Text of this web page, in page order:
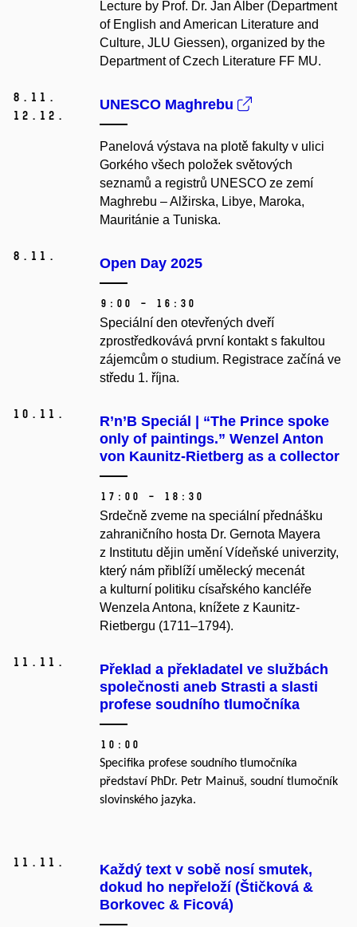
Lecture by Prof. Dr. Jan Alber (Department
of English and American Literature and
Culture, JLU Giessen), organized by the
Department of Czech Literature FF MU.
8. 11.
12. 12.
UNESCO Maghrebu
Panelová výstava na plotě fakulty v ulici
Gorkého všech položek světových
seznamů a registrů UNESCO ze zemí
Maghrebu – Alžirska, Libye, Maroka,
Mauritánie a Tuniska.
8. 11. Open Day 2025
9:00 – 16:30
Speciální den otevřených dveří
zprostředkovává první kontakt s fakultou
zájemcům o studium. Registrace začíná ve
středu 1. října.
10. 11.
R’n’B Speciál | “The Prince spoke
only of paintings.” Wenzel Anton
von Kaunitz-Rietberg as a collector
17:00 – 18:30
Srdečně zveme na speciální přednášku
zahraničního hosta Dr. Gernota Mayera
z Institutu dějin umění Vídeňské univerzity,
který nám přiblíží umělecký mecenát
a kulturní politiku císařského kancléře
Wenzela Antona, knížete z Kaunitz-
Rietbergu (1711–1794).
11. 11.
Překlad a překladatel ve službách
společnosti aneb Strasti a slasti
profese soudního tlumočníka
10:00
Specifika profese soudního tlumočníka
představí PhDr. Petr Mainuš, soudní tlumočník
slovinského jazyka.
11. 11.
Každý text v sobě nosí smutek,
dokud ho nepřeloží (Štičková &
Borkovec & Ficová)